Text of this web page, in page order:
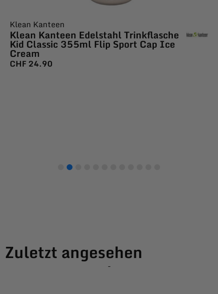
Klean Kanteen
Klean Kanteen Edelstahl Trinkflasche
Kid Classic 355ml Flip Sport Cap Ice
Cream
CHF24.90
Zuletzt angesehen
-